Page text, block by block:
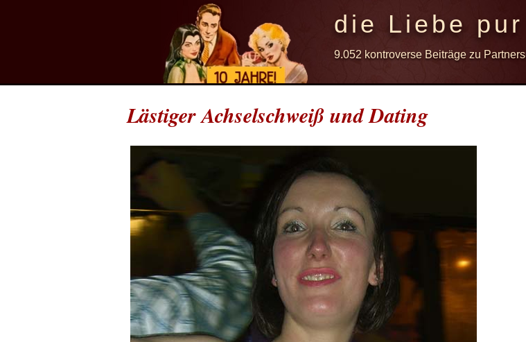
die Liebe pur
9.052 kontroverse Beiträge zu
Lästiger Achselschweiß und Dating